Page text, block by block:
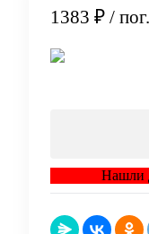
1383 ₽ /
Нашли